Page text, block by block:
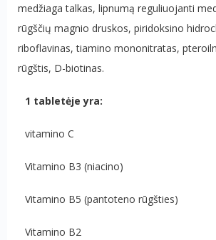
medžiaga talkas, lipnumą reguliuojanti
rūgščių magnio druskos, piridoksino
riboflavinas, tiamino mononitratas,
rūgštis, D-biotinas.
1 tabletėje yra:
vitamino C
Vitamino B3 (niacino)
Vitamino B5 (pantoteno rūgšties)
Vitamino B2